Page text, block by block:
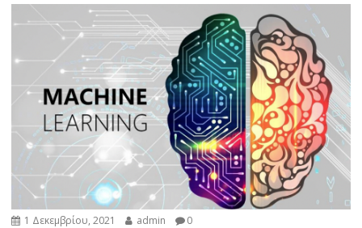
1 Δεκεμβρίου, 2021 admin 0